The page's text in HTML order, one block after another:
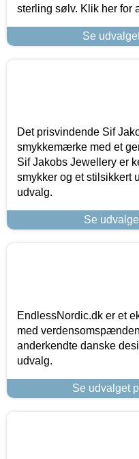
sterling sølv. Klik her for
Se
Det prisvindende Sif
smykkemærke med et
Sif Jakobs Jewellery er
smykker og et stilsikkert
udvalg.
Se
EndlessNordic.dk er et
med
anderkendte danske
udvalg.
Se udvalget